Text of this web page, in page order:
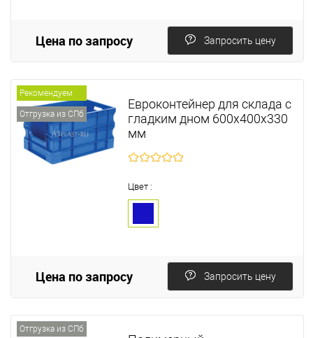
Цена по запросу Запросить цену
Рекомендуем
Отгрузка из СПб
Евроконтейнер для склада с
гладким дном 600х400х330
мм
Цвет :
Цена по запросу Запросить цену
Отгрузка из СПб